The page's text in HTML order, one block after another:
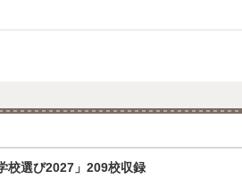
校選び2027」209校収録